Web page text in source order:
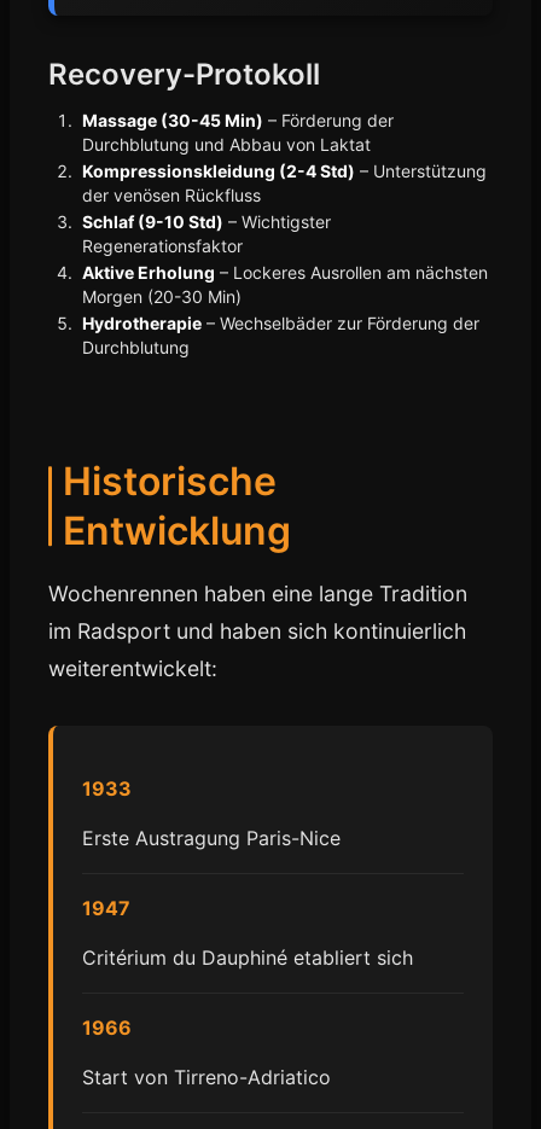
Recovery-Protokoll
Massage (30-45 Min) – Förderung der
Durchblutung und Abbau von Laktat
Kompressionskleidung (2-4 Std) – Unterstützung
der venösen Rückfluss
Schlaf (9-10 Std) – Wichtigster
Regenerationsfaktor
Aktive Erholung – Lockeres Ausrollen am nächsten
Morgen (20-30 Min)
Hydrotherapie – Wechselbäder zur Förderung der
Durchblutung
Historische
Entwicklung
Wochenrennen haben eine lange Tradition
im Radsport und haben sich kontinuierlich
weiterentwickelt:
1933
Erste Austragung Paris-Nice
1947
Critérium du Dauphiné etabliert sich
1966
Start von Tirreno-Adriatico